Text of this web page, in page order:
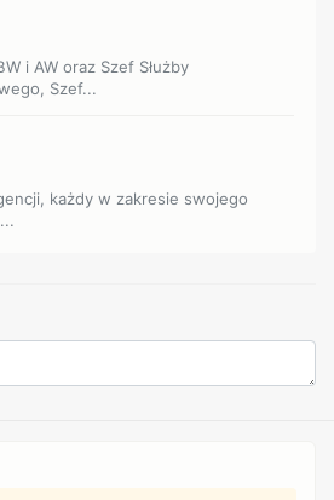
i AW oraz Szef Służby
Szef...
każdy w zakresie swojego